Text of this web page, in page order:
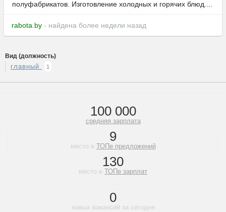
полуфабрикатов. Изготовление холодных и горячих блюд....
rabota.by - найдена более недели назад
Вид (должность)
главный 1
100 000
средняя зарплата
9
место в ТОПе предложений
130
место в ТОПе зарплат
0
новых вакансий за сегодня